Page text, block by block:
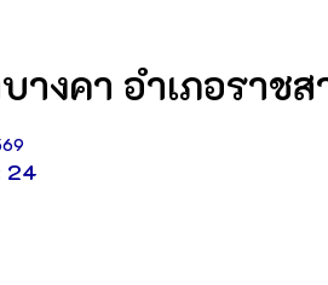
างคา อำเภอราชส
24